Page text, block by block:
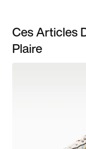
Ces Articles
Plaire